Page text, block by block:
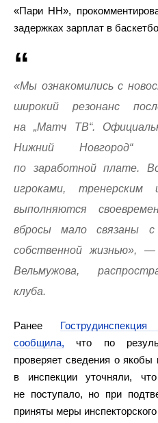
«Пари НН»,
задержках зарплат в
«Мы ознакомились с
широкий резонанс
на „Матч ТВ“.
Нижний Новгород“
по заработной плате.
игроками,
выполняются
вбросы мало связаны
собственной жизнью»,
Вельмужова,
клуба.
Ранее
сообщила, что по
проверяет сведения о
в инспекции уточняли,
не поступало, но при
приняты меры